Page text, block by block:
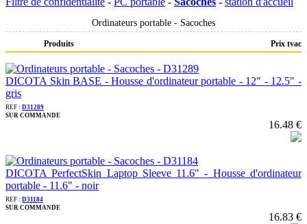
Ordinateurs portable - Sacoches
Produits Prix tvac
DICOTA Skin BASE - Housse d'ordinateur portable - 12" - 12.5" -
gris
REF : D31289
SUR COMMANDE
16.48 €
DICOTA PerfectSkin Laptop Sleeve 11.6" - Housse d'ordinateur
portable - 11.6" - noir
REF : D31184
SUR COMMANDE
16.83 €